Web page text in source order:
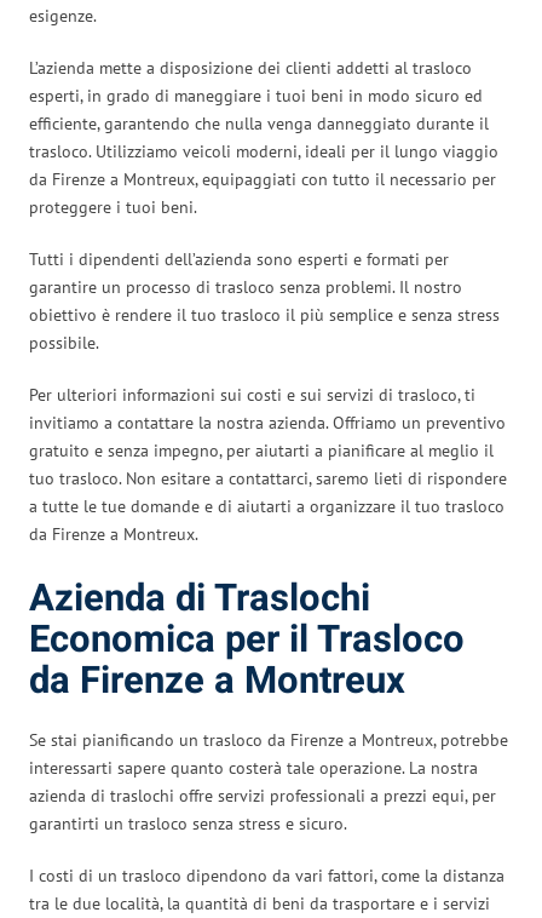
esigenze.
L’azienda mette a disposizione dei clienti addetti al trasloco
esperti, in grado di maneggiare i tuoi beni in modo sicuro ed
efficiente, garantendo che nulla venga danneggiato durante il
trasloco. Utilizziamo veicoli moderni, ideali per il lungo viaggio
da Firenze a Montreux, equipaggiati con tutto il necessario per
proteggere i tuoi beni.
Tutti i dipendenti dell’azienda sono esperti e formati per
garantire un processo di trasloco senza problemi. Il nostro
obiettivo è rendere il tuo trasloco il più semplice e senza stress
possibile.
Per ulteriori informazioni sui costi e sui servizi di trasloco, ti
invitiamo a contattare la nostra azienda. Offriamo un preventivo
gratuito e senza impegno, per aiutarti a pianificare al meglio il
tuo trasloco. Non esitare a contattarci, saremo lieti di rispondere
a tutte le tue domande e di aiutarti a organizzare il tuo trasloco
da Firenze a Montreux.
Azienda di Traslochi
Economica per il Trasloco
da Firenze a Montreux
Se stai pianificando un trasloco da Firenze a Montreux, potrebbe
interessarti sapere quanto costerà tale operazione. La nostra
azienda di traslochi offre servizi professionali a prezzi equi, per
garantirti un trasloco senza stress e sicuro.
I costi di un trasloco dipendono da vari fattori, come la distanza
tra le due località, la quantità di beni da trasportare e i servizi